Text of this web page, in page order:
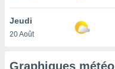
et que
Jeudi
20 Août
Graphiques météo